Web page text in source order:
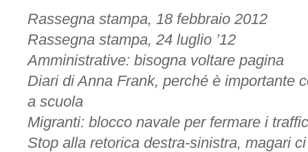
Rassegna stampa, 18 febbraio 2012
Rassegna stampa, 24 luglio ’12
Amministrative: bisogna voltare pagina
Diari di Anna Frank, perché è importante
a scuola
Migranti: blocco navale per fermare i
Stop alla retorica destra-sinistra, magari